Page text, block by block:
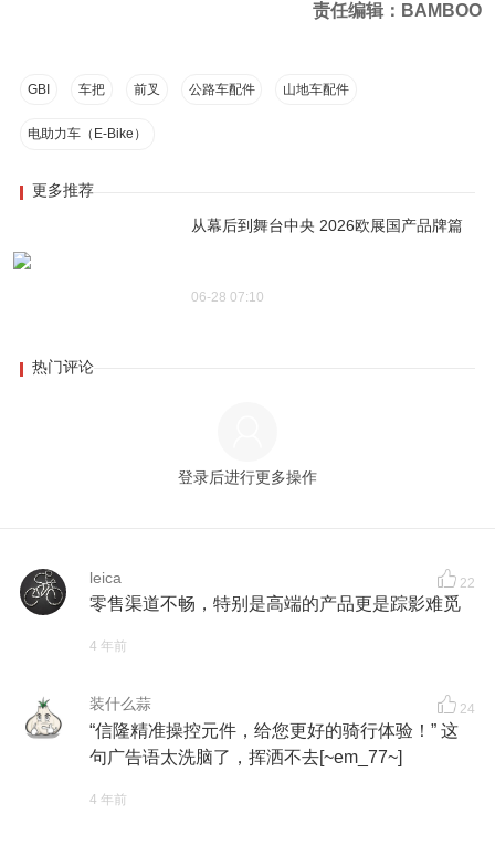
责任编辑：BAMBOO
GBI 车把 前叉 公路车配件 山地车配件
电助力车（E-Bike）
更多推荐
从幕后到舞台中央 2026欧展国产品牌篇
06-28 07:10
热门评论
登录后进行更多操作
leica 22
零售渠道不畅，特别是高端的产品更是踪影难觅
4 年前
装什么蒜 24
“信隆精准操控元件，给您更好的骑行体验！” 这
句广告语太洗脑了，挥洒不去[~em_77~]
4 年前